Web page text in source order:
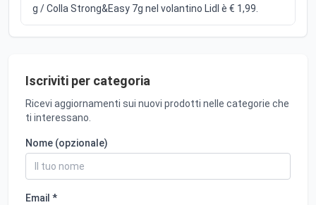
g / Colla Strong&Easy 7g nel volantino Lidl è € 1,99.
Iscriviti per categoria
Ricevi aggiornamenti sui nuovi prodotti nelle categorie che
ti interessano.
Nome (opzionale)
Email *